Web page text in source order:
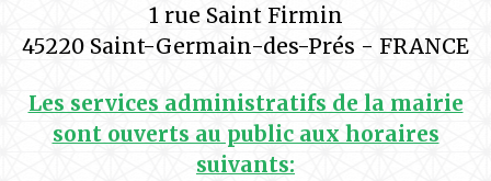
1 rue Saint Firmin
45220 Saint-Germain-des-Prés - FRANCE
Les services administratifs de la mairie
sont ouverts au public aux horaires
suivants: